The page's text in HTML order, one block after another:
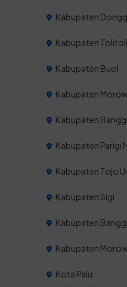
Kabupaten
Kabupaten Tolitoli
Kabupaten Buol
Kabupaten
Kabupaten
Kabupaten Parigi
Kabupaten Tojo
Kabupaten Sigi
Kabupaten
Kabupaten
Kota Palu